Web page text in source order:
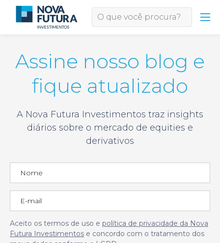
Assine nosso blog e
fique atualizado
A Nova Futura Investimentos traz insights
diários sobre o mercado de equities e
derivativos
Aceito os termos de uso e política de privacidade da Nova
Futura Investimentos e concordo com o tratamento dos